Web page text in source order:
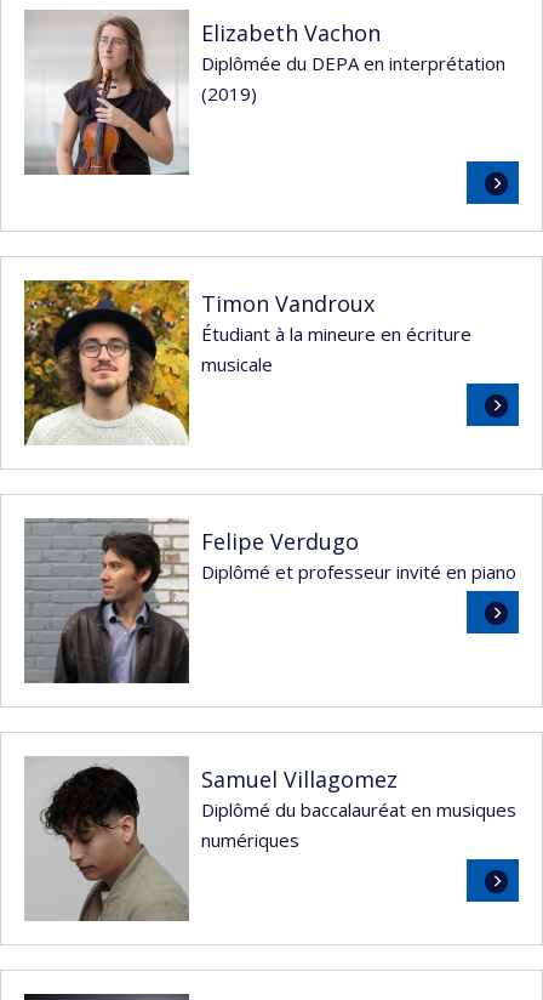
Elizabeth Vachon
Diplômée du DEPA en interprétation
(2019)
Lire
la
Timon Vandroux
Étudiant à la mineure en écriture
musicale
Lire
la
suite
Felipe Verdugo
Diplômé et professeur invité en piano
Lire
la
Samuel Villagomez
Diplômé du baccalauréat en musiques
numériques
Lire
la
suite